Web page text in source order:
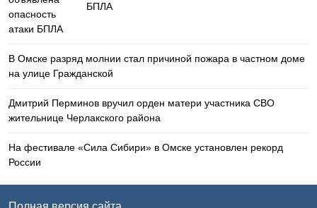
БПЛА
В Омске разряд молнии стал причиной пожара в частном доме
на улице Гражданской
Дмитрий Перминов вручил орден матери участника СВО
жительнице Черлакского района
На фестивале «Сила Сибири» в Омске установлен рекорд
России